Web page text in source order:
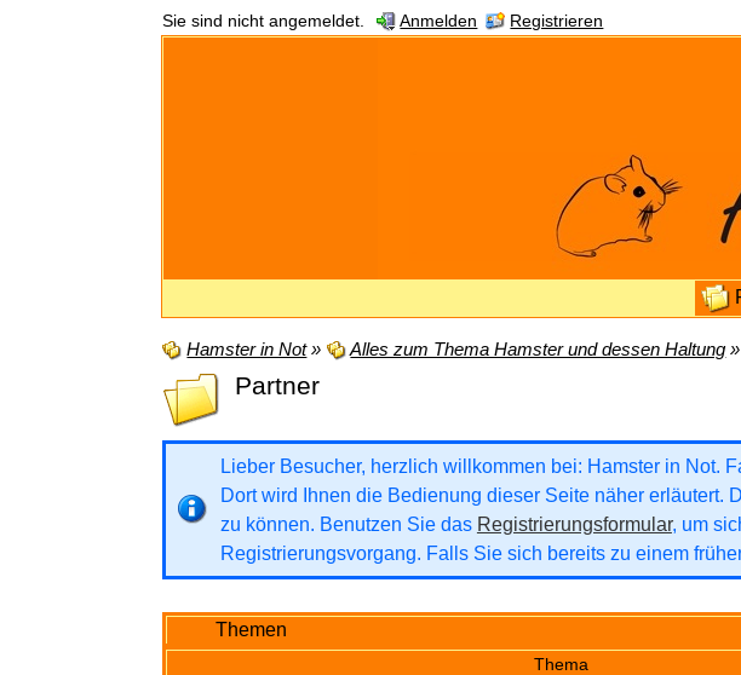
Sie sind nicht angemeldet. Anmelden Registrieren
Hamster in Not» Alles zum Thema Hamster und dessen Haltung »
Partner
Lieber Besucher, herzlich willkommen bei: Hamster in Not.
Dort wird Ihnen die Bedienung dieser Seite näher
zu können. Benutzen Sie das Registrierungsformular, um
Registrierungsvorgang. Falls Sie sich bereits zu einem
Themen
Thema